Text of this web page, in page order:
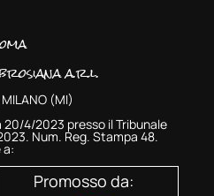
a.r.l.
(MI)
4/2023 presso il Tribunale
Num. Reg. Stampa 48.
a:
Promosso da: